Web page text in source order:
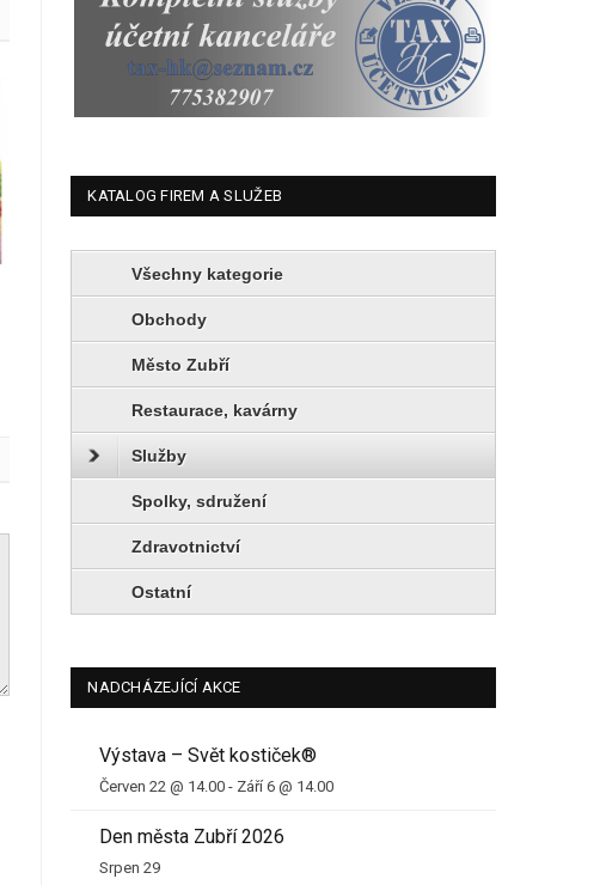
KATALOG FIREM A SLUŽEB
Všechny kategorie
Obchody
Město Zubří
Restaurace, kavárny
Služby
Spolky, sdružení
Zdravotnictví
Ostatní
NADCHÁZEJÍCÍ AKCE
Výstava – Svět kostiček®
Červen 22 @ 14.00 - Září 6 @ 14.00
Den města Zubří 2026
Srpen 29